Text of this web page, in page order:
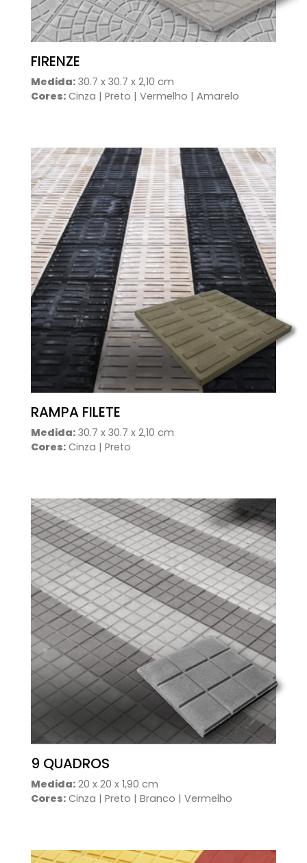
FIRENZE
Medida: 30.7 x 30.7 x 2,10 cm
Cores: Cinza | Preto | Vermelho | Amarelo
RAMPA FILETE
Medida: 30.7 x 30.7 x 2,10 cm
Cores: Cinza | Preto
9 QUADROS
Medida: 20 x 20 x 1,90 cm
Cores: Cinza | Preto | Branco | Vermelho